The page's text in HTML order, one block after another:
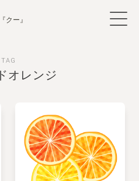
クー』
TAG
オレンジ